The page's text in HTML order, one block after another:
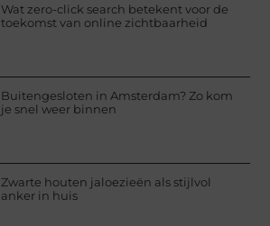
Wat zero-click search betekent voor de
toekomst van online zichtbaarheid
Buitengesloten in Amsterdam? Zo kom
je snel weer binnen
Zwarte houten jaloezieën als stijlvol
anker in huis